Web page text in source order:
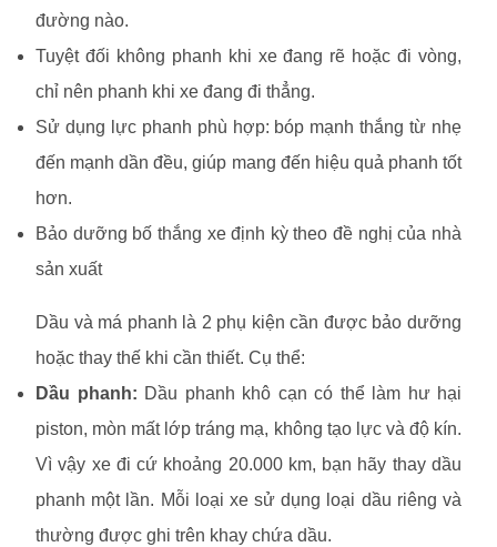
đường nào.
Tuyệt đối không phanh khi xe đang rẽ hoặc đi vòng,
chỉ nên phanh khi xe đang đi thẳng.
Sử dụng lực phanh phù hợp: bóp mạnh thắng từ nhẹ
đến mạnh dần đều, giúp mang đến hiệu quả phanh tốt
hơn.
Bảo dưỡng bố thắng xe định kỳ theo đề nghị của nhà
sản xuất
Dầu và má phanh là 2 phụ kiện cần được bảo dưỡng
hoặc thay thế khi cần thiết. Cụ thể:
Dầu phanh: Dầu phanh khô cạn có thể làm hư hại
piston, mòn mất lớp tráng mạ, không tạo lực và độ kín.
Vì vậy xe đi cứ khoảng 20.000 km, bạn hãy thay dầu
phanh một lần. Mỗi loại xe sử dụng loại dầu riêng và
thường được ghi trên khay chứa dầu.